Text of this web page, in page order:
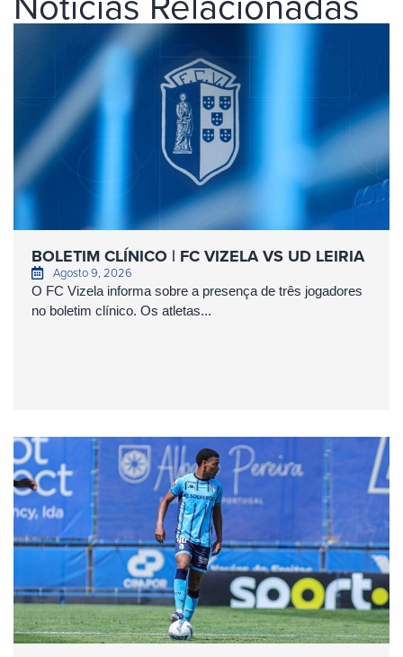
BOLETIM CLÍNICO | FC VIZELA VS UD LEIRIA
Agosto 9, 2026
O FC Vizela informa sobre a presença de três jogadores
no boletim clínico. Os atletas...